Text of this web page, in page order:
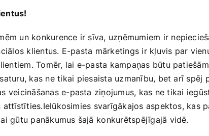
un konkurence ir sīva, uzņēmumiem ir
klientus. E-pasta‌ mārketings ir kļuvis par
Tomēr, lai e-pasta kampaņas būtu
kas ne tikai⁢ piesaista uzmanību, bet arī spēj
veicināšanas e-pasta ziņojumus, kas ne tikai⁣
svarīgākajos aspektos, kas
gūtu panākumus šajā ⁤konkurētspējīgajā vidē.